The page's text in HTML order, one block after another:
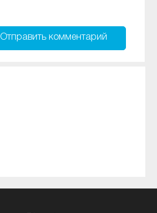
Отправить комментарий